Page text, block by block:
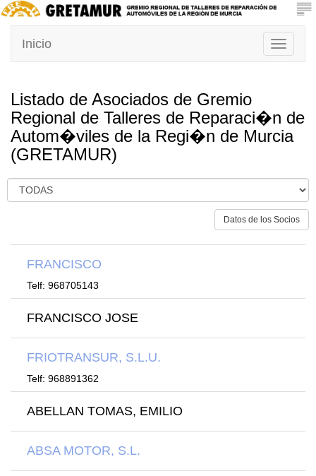
Toggle
Inicio
Listado de Asociados de Gremio
Regional de Talleres de Reparaci�n de
Autom�viles de la Regi�n de Murcia
(GRETAMUR)
Datos de los Socios
FRANCISCO
Telf: 968705143
FRANCISCO JOSE
FRIOTRANSUR, S.L.U.
Telf: 968891362
ABELLAN TOMAS, EMILIO
ABSA MOTOR, S.L.